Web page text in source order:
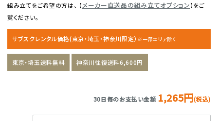
組み立てをご希望の方は、 【メーカー直送品の組み立てオプション】をご
覧ください。
サブスクレンタル価格(東京・埼玉・神奈川限定） ※一部エリア除く
東京・埼玉送料無料 神奈川往復送料6,600円
30日毎のお支払い金額 1,265円(税込)